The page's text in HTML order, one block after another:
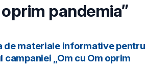
pandemia”
de materiale informative pentru
„Om cu Om oprim